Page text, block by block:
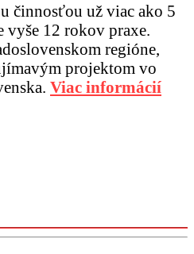
činnosťou už viac ako 5
vyše 12 rokov praxe.
regióne,
projektom vo
Viac informácií